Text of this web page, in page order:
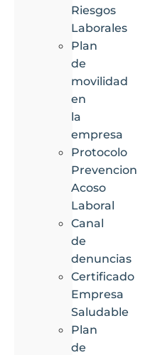
Riesgos
Laborales
Plan
de
movilidad
en
la
empresa
Protocolo
Prevencion
Acoso
Laboral
Canal
de
denuncias
Certificado
Empresa
Saludable
Plan
de